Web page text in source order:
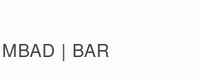
| BAR